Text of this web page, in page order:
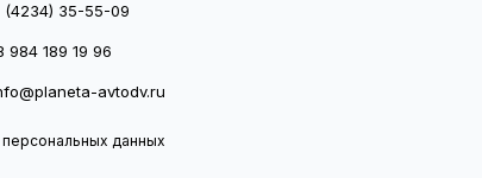
(4234) 35-55-09
984 189 19 96
avtodv.ru
персональных данных